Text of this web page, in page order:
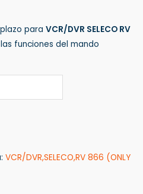
para VCR/DVR SELECO RV
funciones del mando
VCR/DVR,SELECO,RV 866 (ONLY